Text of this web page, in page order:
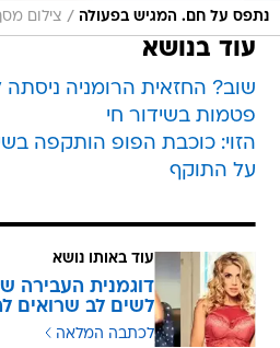
נתפס על חם. המגיש בפעולה / צילום
עוד בנושא
שוב? החזאית הרומניה
פטמות בשידור חי
הזוי: כוכבת הפופ הותקפה
על התוקף
עוד באותו נושא
דוגמנית העבירה
לשים לב שרואים
לכתבה המלאה